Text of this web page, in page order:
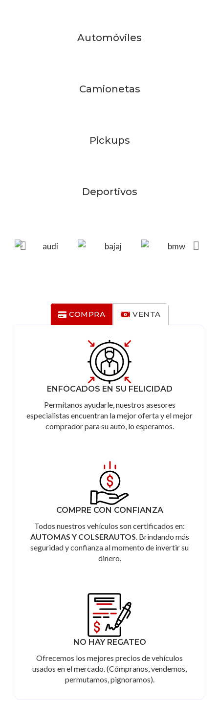
Automóviles
Camionetas
Pickups
Deportivos
COMPRA VENTA
ENFOCADOS EN SU FELICIDAD
Permítanos ayudarle, nuestros asesores
especialistas encuentran la mejor oferta y el mejor
comprador para su auto, lo esperamos.
COMPRE CON CONFIANZA
Todos nuestros vehículos son certificados en:
AUTOMAS Y COLSERAUTOS. Brindando más
seguridad y confianza al momento de invertir su
dinero.
NO HAY REGATEO
Ofrecemos los mejores precios de vehículos
usados en el mercado. (Cómpranos, vendemos,
permutamos, pignoramos).